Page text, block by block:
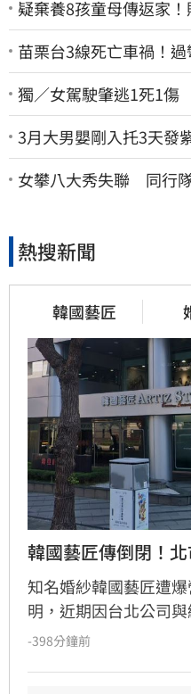
疑棄養8孩童母傳返家
苗栗台3線死亡車禍！
獨／女駕駛肇逃1死1
3月大男嬰剛入托3天發
中心回9字
女攀八大秀失聯 同行
熱搜新聞
韓國藝匠
韓國藝匠傳倒閉！
知名婚紗韓國藝匠遭
明，近期因台北公司
「出現重大調整與切
-398分鐘前